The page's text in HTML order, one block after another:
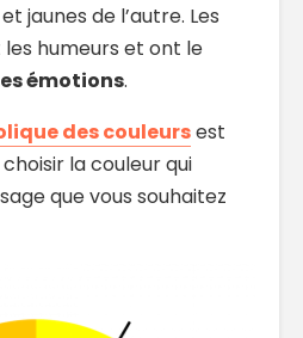
jaunes de l’autre. Les
humeurs et ont le
émotions.
des couleursest
la couleur qui
que vous souhaitez